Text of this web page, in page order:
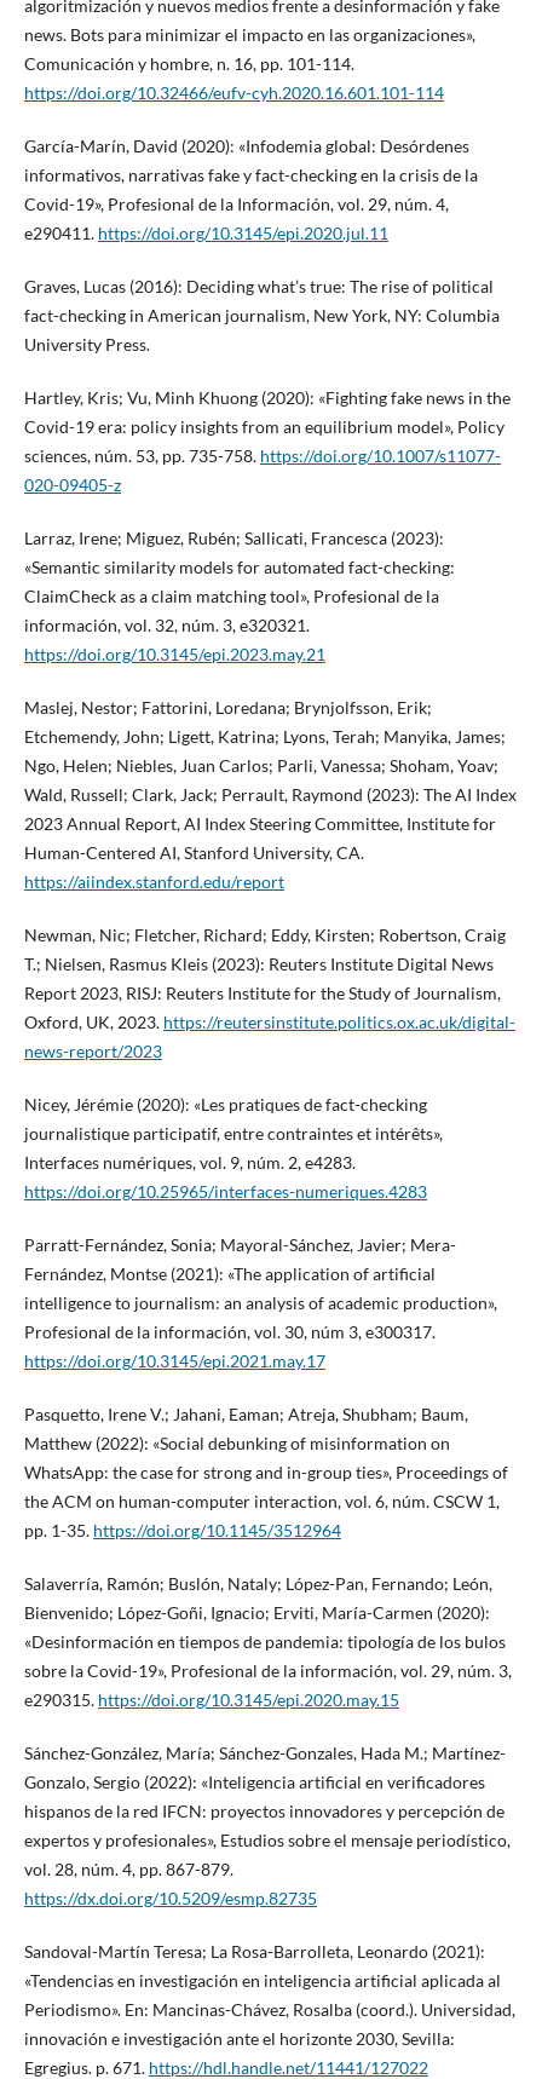
algoritmización y nuevos medios frente a desinformación y fake
news. Bots para minimizar el impacto en las organizaciones»,
Comunicación y hombre, n. 16, pp. 101-114.
https://doi.org/10.32466/eufv-cyh.2020.16.601.101-114
García-Marín, David (2020): «Infodemia global: Desórdenes
informativos, narrativas fake y fact-checking en la crisis de la
Covid-19», Profesional de la Información, vol. 29, núm. 4,
e290411. https://doi.org/10.3145/epi.2020.jul.11
Graves, Lucas (2016): Deciding what’s true: The rise of political
fact-checking in American journalism, New York, NY: Columbia
University Press.
Hartley, Kris; Vu, Minh Khuong (2020): «Fighting fake news in the
Covid-19 era: policy insights from an equilibrium model», Policy
sciences, núm. 53, pp. 735-758. https://doi.org/10.1007/s11077-
020-09405-z
Larraz, Irene; Miguez, Rubén; Sallicati, Francesca (2023):
«Semantic similarity models for automated fact-checking:
ClaimCheck as a claim matching tool», Profesional de la
información, vol. 32, núm. 3, e320321.
https://doi.org/10.3145/epi.2023.may.21
Maslej, Nestor; Fattorini, Loredana; Brynjolfsson, Erik;
Etchemendy, John; Ligett, Katrina; Lyons, Terah; Manyika, James;
Ngo, Helen; Niebles, Juan Carlos; Parli, Vanessa; Shoham, Yoav;
Wald, Russell; Clark, Jack; Perrault, Raymond (2023): The AI Index
2023 Annual Report, AI Index Steering Committee, Institute for
Human-Centered AI, Stanford University, CA.
https://aiindex.stanford.edu/report
Newman, Nic; Fletcher, Richard; Eddy, Kirsten; Robertson, Craig
T.; Nielsen, Rasmus Kleis (2023): Reuters Institute Digital News
Report 2023, RISJ: Reuters Institute for the Study of Journalism,
Oxford, UK, 2023. https://reutersinstitute.politics.ox.ac.uk/digital-
news-report/2023
Nicey, Jérémie (2020): «Les pratiques de fact-checking
journalistique participatif, entre contraintes et intérêts»,
Interfaces numériques, vol. 9, núm. 2, e4283.
https://doi.org/10.25965/interfaces-numeriques.4283
Parratt-Fernández, Sonia; Mayoral-Sánchez, Javier; Mera-
Fernández, Montse (2021): «The application of artificial
intelligence to journalism: an analysis of academic production»,
Profesional de la información, vol. 30, núm 3, e300317.
https://doi.org/10.3145/epi.2021.may.17
Pasquetto, Irene V.; Jahani, Eaman; Atreja, Shubham; Baum,
Matthew (2022): «Social debunking of misinformation on
WhatsApp: the case for strong and in-group ties», Proceedings of
the ACM on human-computer interaction, vol. 6, núm. CSCW 1,
pp. 1-35. https://doi.org/10.1145/3512964
Salaverría, Ramón; Buslón, Nataly; López-Pan, Fernando; León,
Bienvenido; López-Goñi, Ignacio; Erviti, María-Carmen (2020):
«Desinformación en tiempos de pandemia: tipología de los bulos
sobre la Covid-19», Profesional de la información, vol. 29, núm. 3,
e290315. https://doi.org/10.3145/epi.2020.may.15
Sánchez-González, María; Sánchez-Gonzales, Hada M.; Martínez-
Gonzalo, Sergio (2022): «Inteligencia artificial en verificadores
hispanos de la red IFCN: proyectos innovadores y percepción de
expertos y profesionales», Estudios sobre el mensaje periodístico,
vol. 28, núm. 4, pp. 867-879.
https://dx.doi.org/10.5209/esmp.82735
Sandoval-Martín Teresa; La Rosa-Barrolleta, Leonardo (2021):
«Tendencias en investigación en inteligencia artificial aplicada al
Periodismo». En: Mancinas-Chávez, Rosalba (coord.). Universidad,
innovación e investigación ante el horizonte 2030, Sevilla:
Egregius. p. 671. https://hdl.handle.net/11441/127022